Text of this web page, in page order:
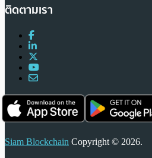
ติดตามเรา
Siam Blockchain Copyright © 2026.